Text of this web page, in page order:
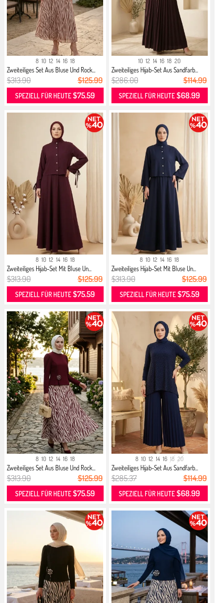
8 10 12 14 16 18
Zweiteiliges Set Aus Bluse Und Rock...
$313.90 $125.99
SPEZIELL FÜR HEUTE$75.59
10 12 14 16 18 20
Zweiteiliges Hijab-Set Aus Sandfarb...
$286.00 $114.99
SPEZIELL FÜR HEUTE$68.99
8 10 12 14 16 18
Zweiteiliges Hijab-Set Mit Bluse Un...
$313.90 $125.99
SPEZIELL FÜR HEUTE$75.59
8 10 12 14 16 18
Zweiteiliges Hijab-Set Mit Bluse Un...
$313.90 $125.99
SPEZIELL FÜR HEUTE$75.59
8 10 12 14 16 18
Zweiteiliges Set Aus Bluse Und Rock...
$313.90 $125.99
SPEZIELL FÜR HEUTE$75.59
8 10 12 14 16 18 20
Zweiteiliges Hijab-Set Aus Sandfarb...
$285.37 $114.99
SPEZIELL FÜR HEUTE$68.99